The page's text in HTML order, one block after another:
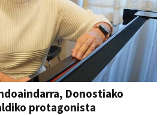
Donostiako
protagonista